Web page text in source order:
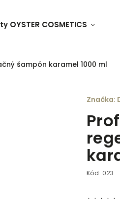
OYSTER COSMETICS
šampón karamel 1000 ml
Kód: 023
Značka: